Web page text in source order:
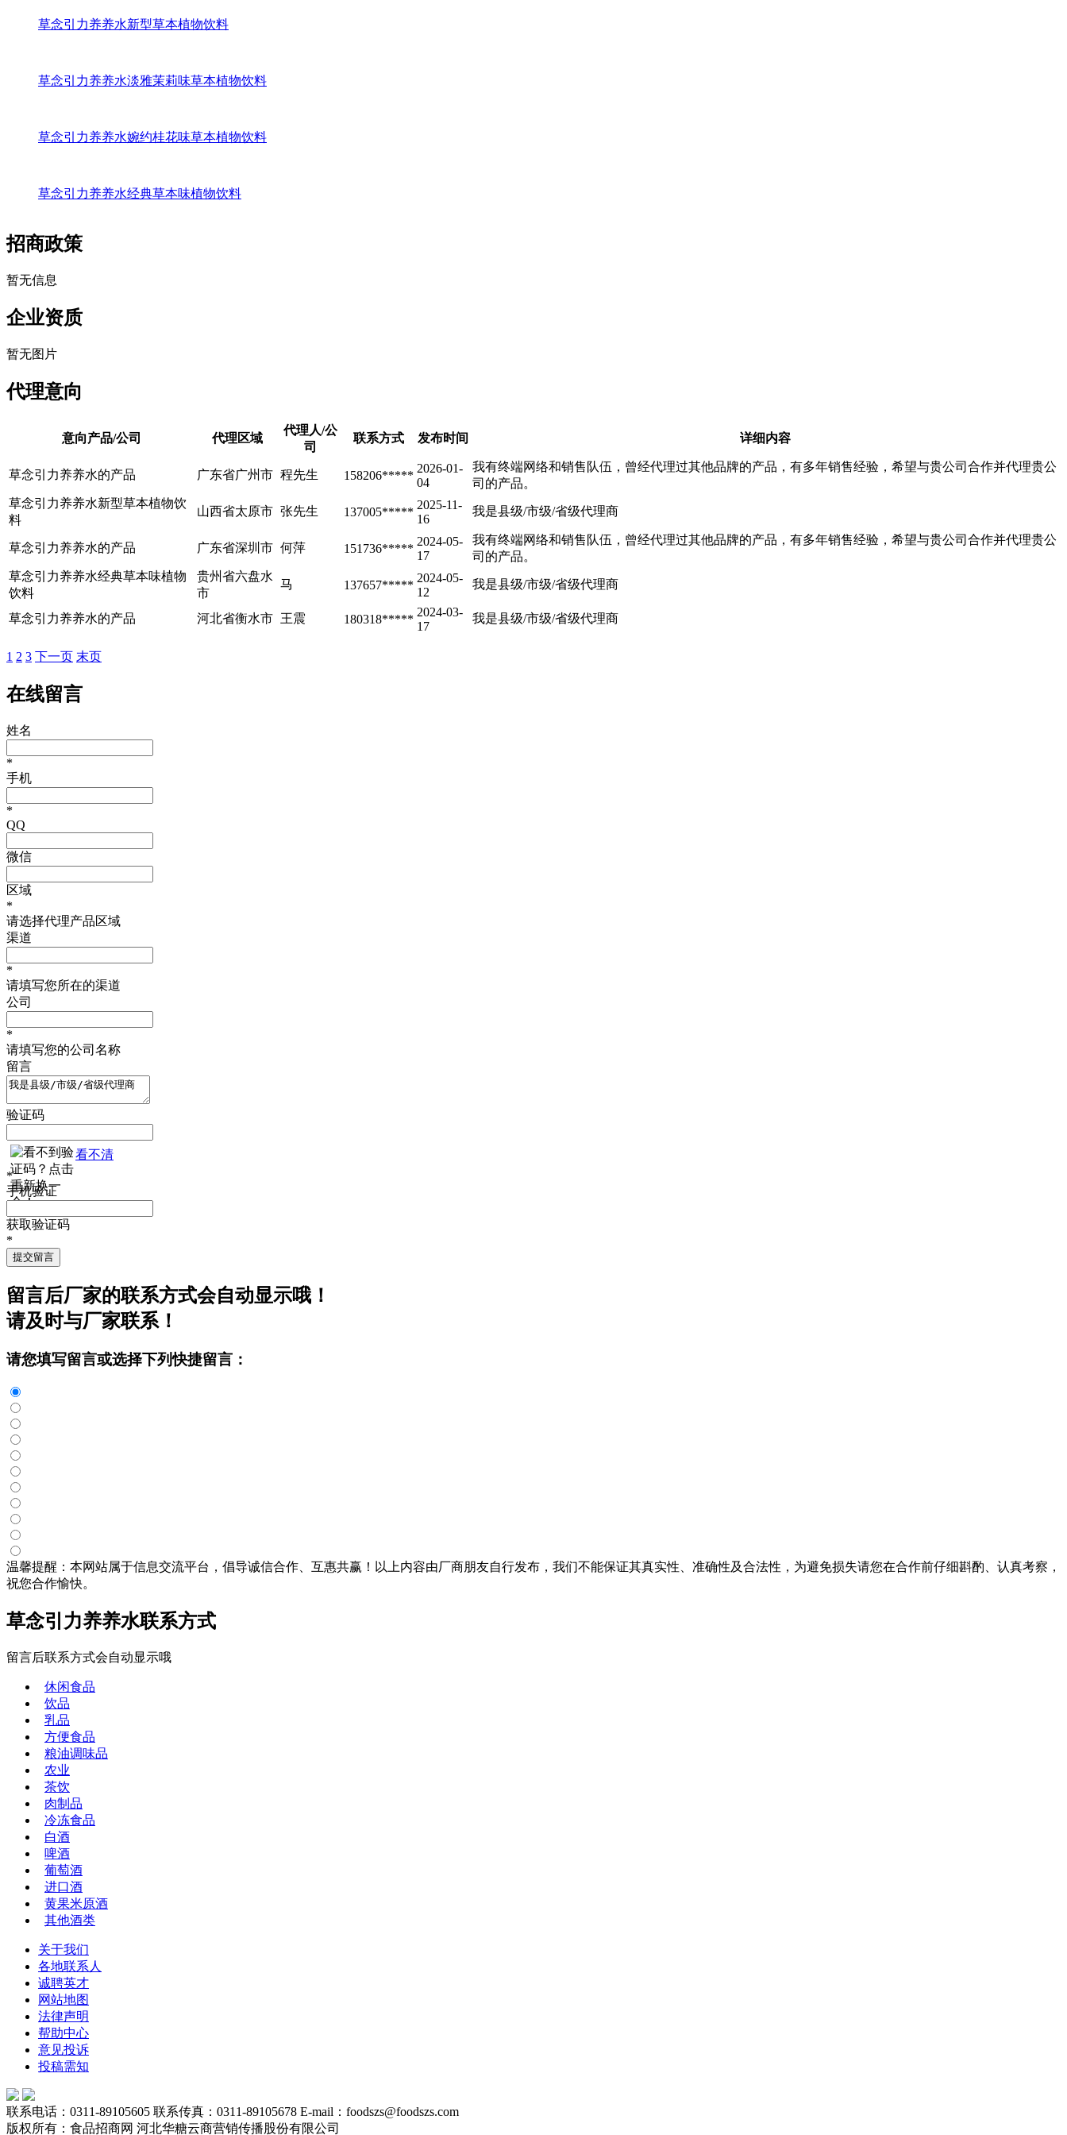
草念引力养养水新型草本植物饮料
草念引力养养水淡雅茉莉味草本植物饮料
草念引力养养水婉约桂花味草本植物饮料
草念引力养养水经典草本味植物饮料
招商政策
暂无信息
企业资质
暂无图片
代理意向
意向产品/公司 代理区域
代理人/公
司
联系方式 发布时间 详细内容
草念引力养养水的产品 广东省广州市 程先生 158206*****
2026-01-
04
我有终端网络和销售队伍，曾经代理过其他品牌的产品，有多年销售经验，希望与贵公司合作并代理贵公
司的产品。
草念引力养养水新型草本植物饮
料
山西省太原市 张先生 137005*****
2025-11-
16
我是县级/市级/省级代理商
草念引力养养水的产品 广东省深圳市 何萍 151736*****
2024-05-
17
我有终端网络和销售队伍，曾经代理过其他品牌的产品，有多年销售经验，希望与贵公司合作并代理贵公
司的产品。
草念引力养养水经典草本味植物
饮料
贵州省六盘水
市
马 137657*****
2024-05-
12
我是县级/市级/省级代理商
草念引力养养水的产品 河北省衡水市 王震 180318*****
2024-03-
17
我是县级/市级/省级代理商
1 2 3 下一页 末页
在线留言
姓名
*
手机
*
QQ
微信
区域
*
请选择代理产品区域
渠道
*
请填写您所在的渠道
公司
*
请填写您的公司名称
留言
验证码
看不清
*
手机验证
获取验证码
*
提交留言
留言后厂家的联系方式会自动显示哦！
请及时与厂家联系！
请您填写留言或选择下列快捷留言：
温馨提醒：本网站属于信息交流平台，倡导诚信合作、互惠共赢！以上内容由厂商朋友自行发布，我们不能保证其真实性、准确性及合法性，为避免损失请您在合作前仔细斟酌、认真考察，
祝您合作愉快。
草念引力养养水联系方式
留言后联系方式会自动显示哦
休闲食品
饮品
乳品
方便食品
粮油调味品
农业
茶饮
肉制品
冷冻食品
白酒
啤酒
葡萄酒
进口酒
黄果米原酒
其他酒类
关于我们
各地联系人
诚聘英才
网站地图
法律声明
帮助中心
意见投诉
投稿需知
联系电话：0311-89105605 联系传真：0311-89105678 E-mail：foodszs@foodszs.com
版权所有：食品招商网 河北华糖云商营销传播股份有限公司